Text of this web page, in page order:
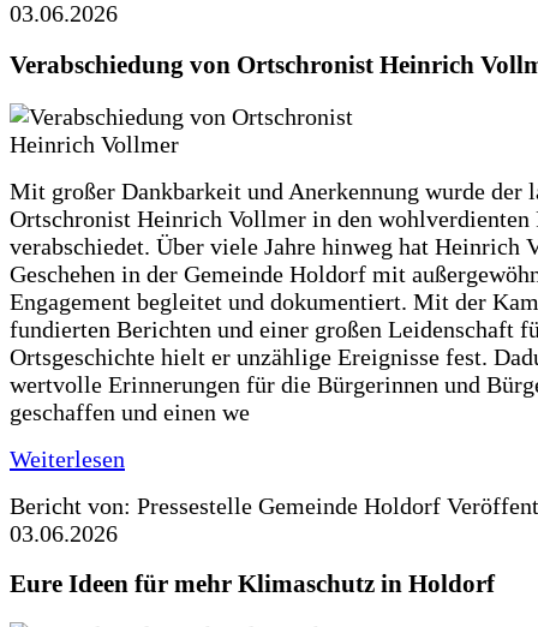
03.06.2026
Verabschiedung von Ortschronist Heinrich
Mit großer Dankbarkeit und Anerkennung wurde der
Ortschronist Heinrich Vollmer in den wohlverdienten
verabschiedet. Über viele Jahre hinweg hat Heinrich
Geschehen in der Gemeinde Holdorf mit
Engagement begleitet und dokumentiert. Mit der
fundierten Berichten und einer großen Leidenschaft
Ortsgeschichte hielt er unzählige Ereignisse fest.
wertvolle Erinnerungen für die Bürgerinnen und
geschaffen und einen we
Weiterlesen
Bericht von: Pressestelle Gemeinde Holdorf
03.06.2026
Eure Ideen für mehr Klimaschutz in Holdorf